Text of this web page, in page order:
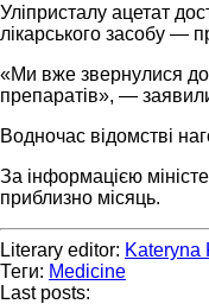
Уліпристалу ацетат
лікарського засобу —
«Ми вже звернулися до
препаратів», —
Водночас відомстві
За інформацією
приблизно місяць.
Literary editor: Kateryna
Теги: Medicine
Last posts: